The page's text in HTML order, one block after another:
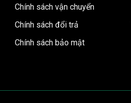
Chính sách vận chuyển
Chính sách đổi trả
Chính sách bảo mật